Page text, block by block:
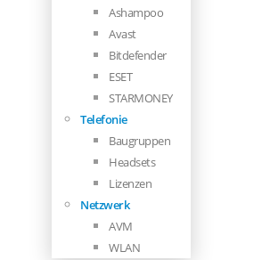
Ashampoo
Avast
Bitdefender
ESET
STARMONEY
Telefonie
Baugruppen
Headsets
Lizenzen
Netzwerk
AVM
WLAN